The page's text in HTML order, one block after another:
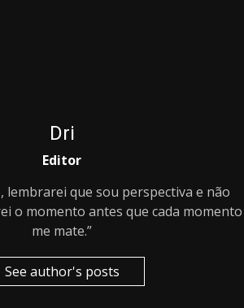
Dri
Editor
lembrarei que sou perspectiva e não
o momento antes que cada momento
me mate.”
See author's posts